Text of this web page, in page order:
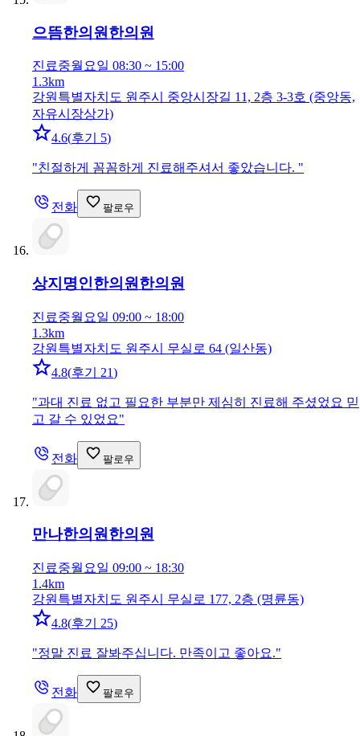
으뜸한의원 한의원
진료중월요일 08:30 ~ 15:00
1.3km
강원특별자치도 원주시 중앙시장길 11, 2층 3-3호 (중앙동,
자유시장상가)
4.6(후기 5)
"친절하게 꼼꼼하게 진료해주셔서 좋았습니다. "
전화 팔로우
상지명인한의원 한의원
진료중월요일 09:00 ~ 18:00
1.3km
강원특별자치도 원주시 무실로 64 (일산동)
4.8(후기 21)
"과대 진료 없고 필요한 부분만 제심히 진료해 주셨었요 믿
고 갈 수 있었요"
전화 팔로우
만나한의원한의원
진료중월요일 09:00 ~ 18:30
1.4km
강원특별자치도 원주시 무실로 177, 2층 (명륜동)
4.8(후기 25)
"정말 진료 잘봐주십니다. 만족이고 좋아요."
전화 팔로우